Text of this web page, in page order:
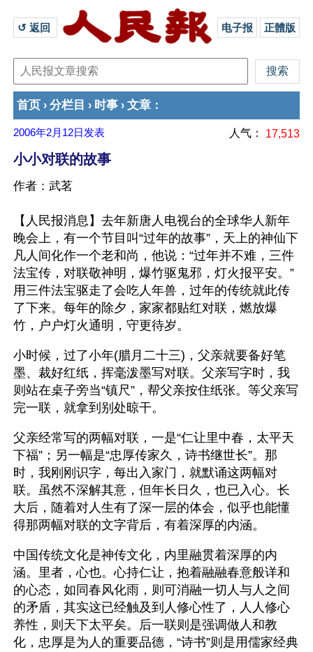
↺ 返回 电子报 正體版
首页 › 分栏目 › 时事 › 文章 ：
2006年2月12日 发表 人气： 17,513
小小对联的故事
作者：武茗
【人民报消息】去年新唐人电视台的全球华人新年
晚会上，有一个节目叫“过年的故事”，天上的神仙下
凡人间化作一个老和尚，他说：“过年并不难，三件
法宝传，对联敬神明，爆竹驱鬼邪，灯火报平安。”
用三件法宝驱走了会吃人年兽，过年的传统就此传
了下来。每年的除夕，家家都贴红对联，燃放爆
竹，户户灯火通明，守更待岁。
小时候，过了小年(腊月二十三)，父亲就要备好笔
墨、裁好红纸，挥毫泼墨写对联。父亲写字时，我
则站在桌子旁当“镇尺”，帮父亲按住纸张。等父亲写
完一联，就拿到别处晾干。
父亲经常写的两幅对联，一是“仁让里中春，太平天
下福”；另一幅是“忠厚传家久，诗书继世长”。那
时，我刚刚识字，每出入家门，就默诵这两幅对
联。虽然不深解其意，但年长日久，也已入心。长
大后，随着对人生有了深一层的体会，似乎也能懂
得那两幅对联的文字背后，有着深厚的内涵。
中国传统文化是神传文化，内里融贯着深厚的内
涵。里者，心也。心持仁让，抱着融融春意般详和
的心态，如同春风化雨，则可消融一切人与人之间
的矛盾，其实这已经触及到人修心性了，人人修心
养性，则天下太平矣。后一联则是强调做人和教
化，忠厚是为人的重要品德，“诗书”则是用儒家经典